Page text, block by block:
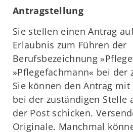
Antragstellung
Sie stellen einen Antrag
Erlaubnis zum Führen der
Berufsbezeichnung
»Pflegefachmann« bei der
Sie können den Antrag
bei der zuständigen Stelle
der Post schicken.
Originale. Manchmal